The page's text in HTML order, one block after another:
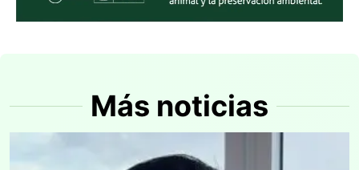
Más noticias